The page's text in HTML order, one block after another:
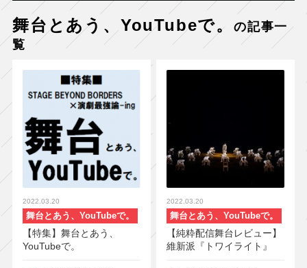
舞台とあう、YouTubeで。
の記事一
覧
2022.03.20
舞台とあう、YouTubeで。
【特集】舞台とあう、
YouTubeで。
2022.03.20
舞台とあう、YouTubeで。
【純粋配信舞台レビュー】
維新派『トワイライト』